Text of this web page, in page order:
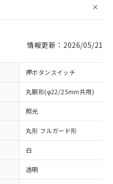
情報更新：2026/05/21
押ボタンスイッチ
丸胴形(φ22/25mm共用)
照光
丸形 フルガード形
白
透明